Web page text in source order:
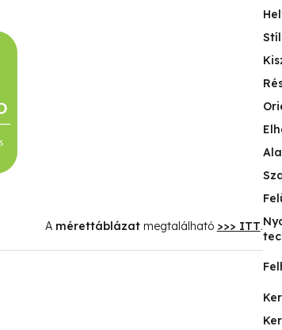
A mérettáblázat megtalálható >>> ITT.